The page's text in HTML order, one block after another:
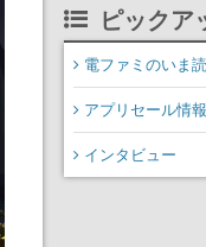
ピックア
電ファミのいま
アプリセール情報
インタビュー